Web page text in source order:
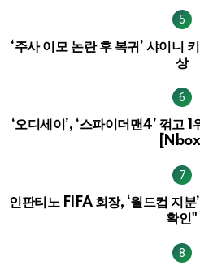
‘주사 이모 논란 후 복귀’ 샤이니
상
‘오디세이’, ‘스파이더맨4’ 꺾고
[Nbox]
인판티노 FIFA 회장, ‘월드컵 지
확인"